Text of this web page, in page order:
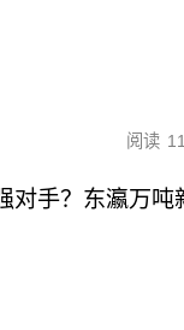
阅读
对手？东瀛万吨